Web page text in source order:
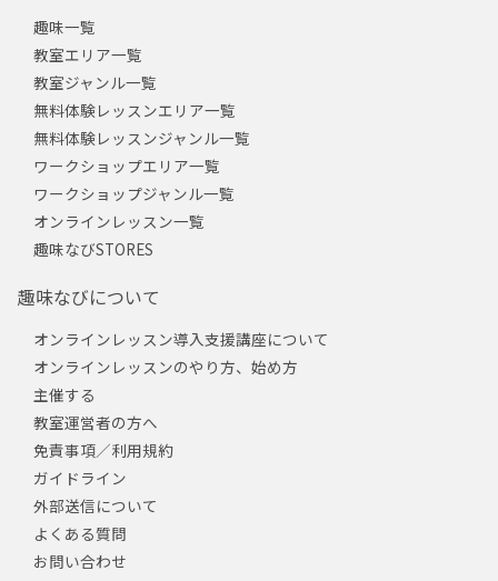
趣味一覧
教室エリア一覧
教室ジャンル一覧
無料体験レッスンエリア一覧
無料体験レッスンジャンル一覧
ワークショップエリア一覧
ワークショップジャンル一覧
オンラインレッスン一覧
趣味なびSTORES
趣味なびについて
オンラインレッスン導入支援講座について
オンラインレッスンのやり方、始め方
主催する
教室運営者の方へ
免責事項／利用規約
ガイドライン
外部送信について
よくある質問
お問い合わせ